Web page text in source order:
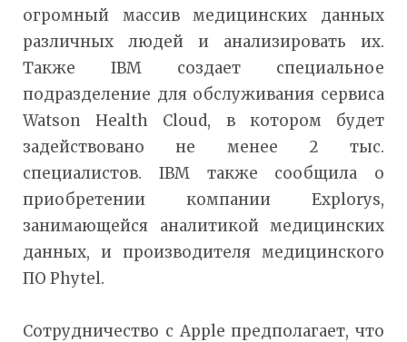
огромный массив медицинских данных
различных людей и анализировать их.
Также IBM создает специальное
подразделение для обслуживания сервиса
Watson Health Cloud, в котором будет
задействовано не менее 2 тыс.
специалистов. IBM также сообщила о
приобретении компании Explorys,
занимающейся аналитикой медицинских
данных, и производителя медицинского
ПО Phytel.
Сотрудничество с Apple предполагает, что